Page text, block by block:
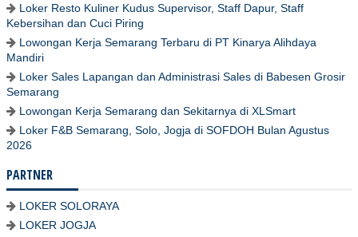
Loker Resto Kuliner Kudus Supervisor, Staff Dapur, Staff
Kebersihan dan Cuci Piring
Lowongan Kerja Semarang Terbaru di PT Kinarya Alihdaya
Mandiri
Loker Sales Lapangan dan Administrasi Sales di Babesen Grosir
Semarang
Lowongan Kerja Semarang dan Sekitarnya di XLSmart
Loker F&B Semarang, Solo, Jogja di SOFDOH Bulan Agustus
2026
PARTNER
LOKER SOLORAYA
LOKER JOGJA